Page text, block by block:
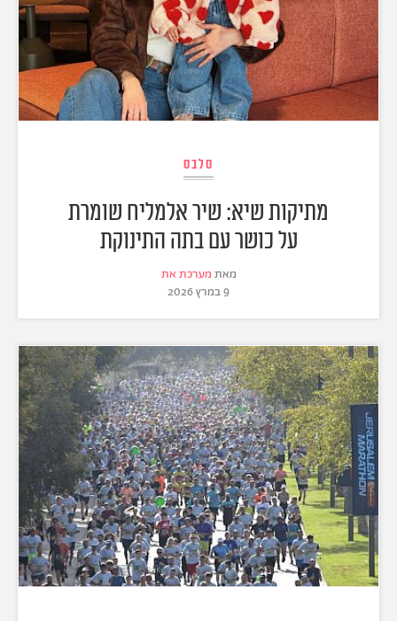
סלבס
מתיקות שיא: שיר אלמליח שומרת
על כושר עם בתה התינוקת
מאת מערכת את
9 במרץ 2026